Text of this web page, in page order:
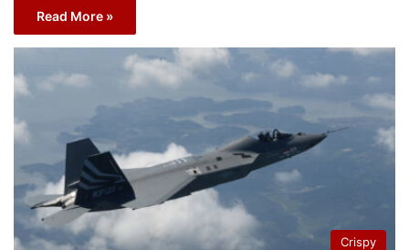
Read More »
Crispy